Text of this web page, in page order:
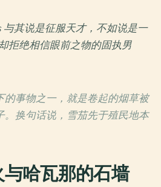
与其说是征服天才，不如说是一
拒绝相信眼前之物的固执男
的事物之一，就是卷起的烟草被
。换句话说，雪茄先于殖民地本
哈瓦那的石墙